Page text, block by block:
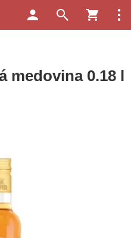
medovina 0.18 l